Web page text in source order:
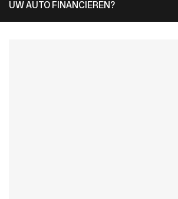
UW AUTO FINANCIEREN?